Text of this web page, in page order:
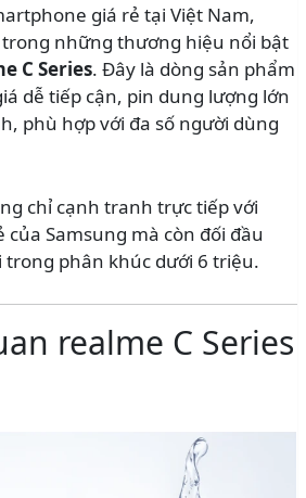
giá rẻ tại Việt Nam,
những thương hiệu nổi bật
C Series. Đây là dòng sản phẩm
dễ tiếp cận, pin dung lượng lớn
phù hợp với đa số người dùng
chỉ cạnh tranh trực tiếp với
của Samsung mà còn đối đầu
trong phân khúc dưới 6 triệu.
realme C Series